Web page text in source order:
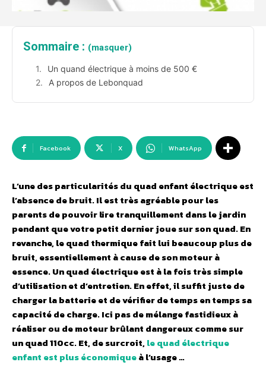
Sommaire : (masquer)
Un quand électrique à moins de 500 €
A propos de Lebonquad
Facebook X WhatsApp
L’une des particularités du quad enfant électrique est
l’absence de bruit. Il est très agréable pour les
parents de pouvoir lire tranquillement dans le jardin
pendant que votre petit dernier joue sur son quad. En
revanche, le quad thermique fait lui beaucoup plus de
bruit, essentiellement à cause de son moteur à
essence. Un quad électrique est à la fois très simple
d’utilisation et d’entretien. En effet, il suffit juste de
charger la batterie et de vérifier de temps en temps sa
capacité de charge. Ici pas de mélange fastidieux à
réaliser ou de moteur brûlant dangereux comme sur
un quad 110cc. Et, de surcroit,le quad électrique
enfant est plus économiqueà l’usage …